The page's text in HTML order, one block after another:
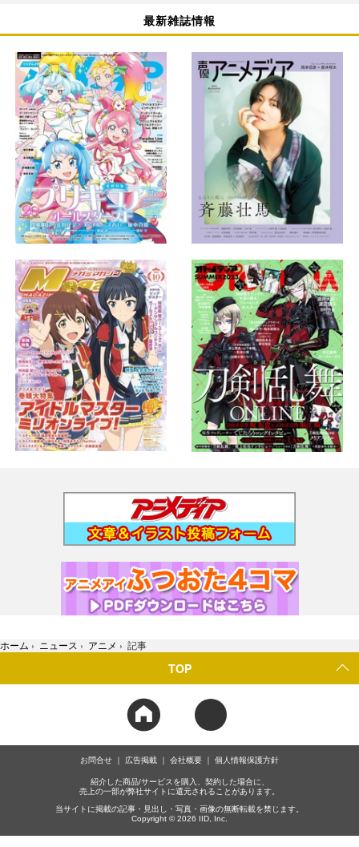
最新雑誌情報
ホーム › ニュース › アニメ › 記事
TOP
お問合せ 広告掲載 会社概要 個人情報保護方針
紹介した商品/サービスを購入、契約した場合に、
売上の一部が弊社サイトに還元されることがあります。
当サイトに掲載の記事・見出し・写真・画像の無断転載を禁じます。
Copyright © 2026 IID, Inc.